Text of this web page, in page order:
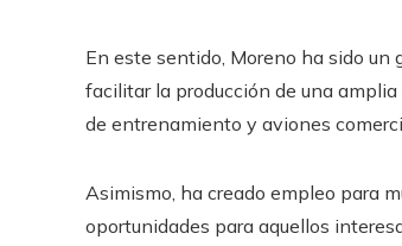
En este sentido, Moreno ha sido un
facilitar la producción de una
de entrenamiento y aviones
Asimismo, ha creado empleo para
oportunidades para aquellos